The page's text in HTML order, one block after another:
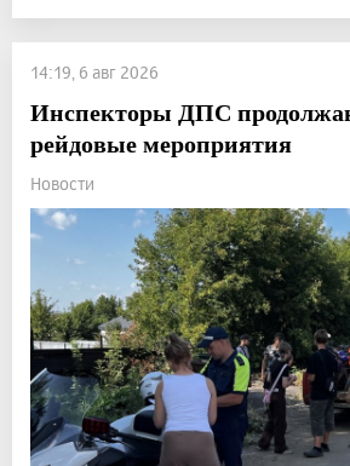
14:19, 6 авг 2026
Инспекторы ДПС
рейдовые мероприятия
Новости